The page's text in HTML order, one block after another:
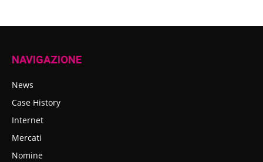
NAVIGAZIONE
News
Case History
Internet
Mercati
Nomine